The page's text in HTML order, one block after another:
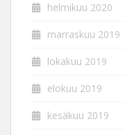
helmikuu 2020
marraskuu 2019
lokakuu 2019
elokuu 2019
kesäkuu 2019